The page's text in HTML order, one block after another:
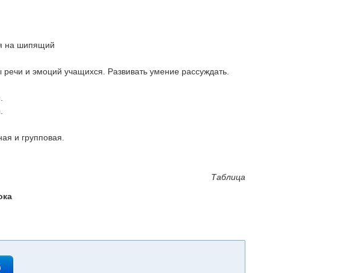
на шипящий
и эмоций учащихся. Развивать умение рассуждать.
и групповая.
Таблица